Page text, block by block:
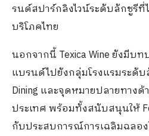
รนด์สปาร์กลิงไวน์ระดับลักชูรี
บริโภคไทย
นอกจากนี้ Texica Wineยังมีบท
แบรนด์ไปยังกลุ่มโรงแรมระดับ
Dining และจุดหมายปลายทางด้
ประเทศ พร้อมทั้งสนับสนุนให้
กับประสบการณ์การเฉลิมฉลอ